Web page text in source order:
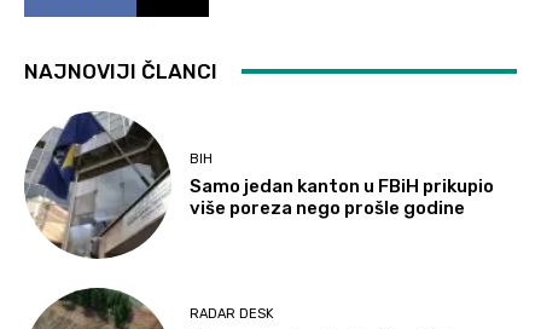
NAJNOVIJI ČLANCI
BIH
Samo jedan kanton u FBiH prikupio
više poreza nego prošle godine
RADAR DESK